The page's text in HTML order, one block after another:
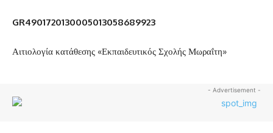
GR4901720130005013058689923
Αιτιολογία κατάθεσης «Εκπαιδευτικός Σχολής Μωραΐτη»
- Advertisement -